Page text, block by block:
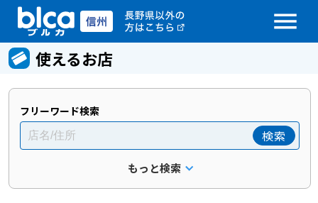
menu
使えるお店
フリーワード検索
検索
もっと検索